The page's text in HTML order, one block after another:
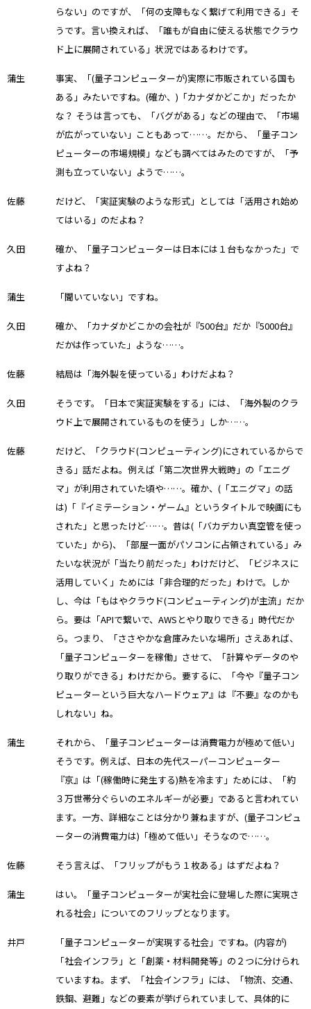
らない」のですが、「何の支障もなく繋げて利用できる」そ
うです。言い換えれば、「誰もが自由に使える状態でクラウ
ド上に展開されている」状況ではあるわけです。
蒲生
事実、「(量子コンピューターが)実際に市販されている国も
ある」みたいですね。(確か、)「カナダかどこか」だったか
な？ そうは言っても、「バグがある」などの理由で、「市場
が広がっていない」こともあって……。だから、「量子コン
ピューターの市場規模」なども調べてはみたのですが、「予
測も立っていない」ようで……。
佐藤
だけど、「実証実験のような形式」としては「活用され始め
てはいる」のだよね？
久田
確か、「量子コンピューターは日本には１台もなかった」で
すよね？
蒲生 「聞いていない」ですね。
久田
確か、「カナダかどこかの会社が『500台』だか『5000台』
だかは作っていた」ような……。
佐藤 結局は「海外製を使っている」わけだよね？
久田
そうです。「日本で実証実験をする」には、「海外製のクラ
ウド上で展開されているものを使う」しか……。
佐藤
だけど、「クラウド(コンピューティング)にされているからで
きる」話だよね。例えば「第二次世界大戦時」の「エニグ
マ」が利用されていた頃や……。確か、(「エニグマ」の話
は)「『イミテーション・ゲーム』というタイトルで映画にも
された」と思ったけど……。昔は(「バカデカい真空管を使っ
ていた」から)、「部屋一面がパソコンに占領されている」み
たいな状況が「当たり前だった」わけだけど、「ビジネスに
活用していく」ためには「非合理的だった」わけで。しか
し、今は「もはやクラウド(コンピューティング)が主流」だか
ら。要は「APIで繋いで、AWSとやり取りできる」時代だか
ら。つまり、「ささやかな倉庫みたいな場所」さえあれば、
「量子コンピューターを稼働」させて、「計算やデータのや
り取りができる」わけだから。要するに、「今や『量子コン
ピューターという巨大なハードウェア』は『不要』なのかも
しれない」ね。
蒲生
それから、「量子コンピューターは消費電力が極めて低い」
そうです。例えば、日本の先代スーパーコンピューター
『京』は「(稼働時に発生する)熱を冷ます」ためには、「約
３万世帯分ぐらいのエネルギーが必要」であると言われてい
ます。一方、詳細なことは分かり兼ねますが、(量子コンピュ
ーターの消費電力は)「極めて低い」そうなので……。
佐藤 そう言えば、「フリップがもう１枚ある」はずだよね？
蒲生
はい。「量子コンピューターが実社会に登場した際に実現さ
れる社会」についてのフリップとなります。
井戸
「量子コンピューターが実現する社会」ですね。(内容が)
「社会インフラ」と「創薬・材料開発等」の２つに分けられ
ていますね。まず、「社会インフラ」には、「物流、交通、
鉄鋼、避難」などの要素が挙げられていまして、具体的に